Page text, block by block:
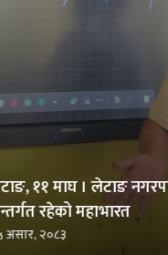
११ माघ । लेटाङ
रहेको महाभारत
असार, २०८३